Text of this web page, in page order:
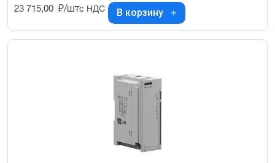
23 715,00 ₽/штс НДС В корзину